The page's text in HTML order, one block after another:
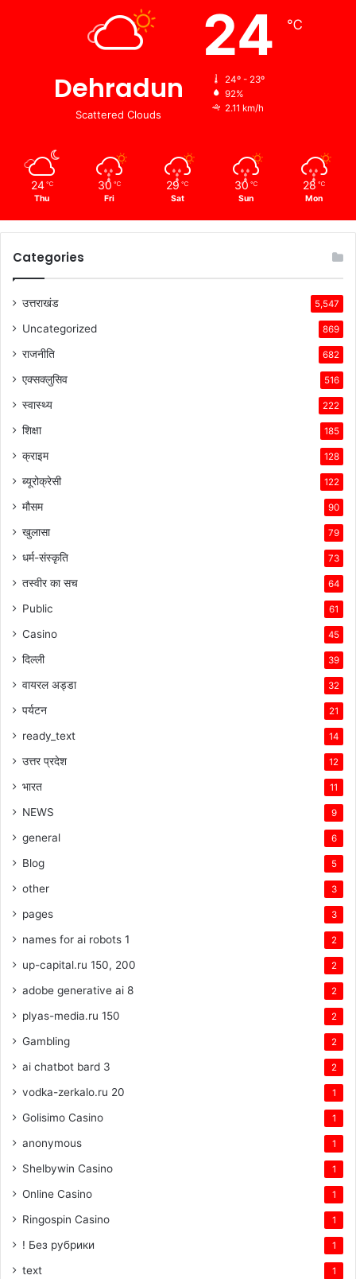
Dehradun
Scattered Clouds
24 ℃
24º - 23º
92%
2.11 km/h
24 ℃
Thu
30 ℃
Fri
29 ℃
Sat
30 ℃
Sun
28 ℃
Mon
Categories
उत्तराखंड 5,547
Uncategorized 869
राजनीति 682
एक्सक्लुसिव 516
स्वास्थ्य 222
शिक्षा 185
क्राइम 128
ब्यूरोक्रेसी 122
मौसम 90
खुलासा 79
धर्म-संस्कृति 73
तस्वीर का सच 64
Public 61
Casino 45
दिल्ली 39
वायरल अड्डा 32
पर्यटन 21
ready_text 14
उत्तर प्रदेश 12
भारत 11
NEWS 9
general 6
Blog 5
other 3
pages 3
names for ai robots 1 2
up-capital.ru 150, 200 2
adobe generative ai 8 2
plyas-media.ru 150 2
Gambling 2
ai chatbot bard 3 2
vodka-zerkalo.ru 20 1
Golisimo Casino 1
anonymous 1
Shelbywin Casino 1
Online Casino 1
Ringospin Casino 1
! Без рубрики 1
text 1